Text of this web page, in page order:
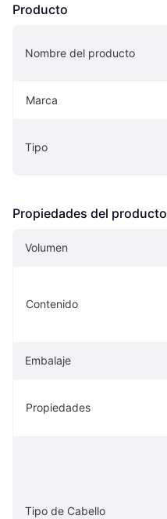
Producto
Nombre del producto
Marca
Tipo
Propiedades del producto
Volumen
Contenido
Embalaje
Propiedades
Tipo de Cabello